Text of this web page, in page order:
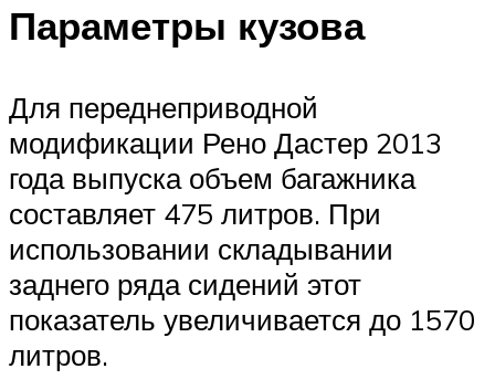
Параметры кузова
Для переднеприводной
модификации Рено Дастер 2013
года выпуска объем багажника
составляет 475 литров. При
использовании складывании
заднего ряда сидений этот
показатель увеличивается до 1570
литров.